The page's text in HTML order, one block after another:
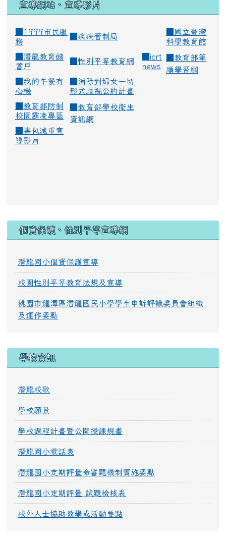
宣導網站、宣導影片
■1999市民服
務
疾病管制局
國立臺灣
科學教育館
潛龍教育儲
蓄戶
性別平等教育網
icrt
news
教育部筆
順學習網
我的午餐有
心機
消除對婦女一切
形式歧視公約計畫
教育部防制
校園霸凌專區
教育部學校衛生
資訊網
書包減重宣
導影片
個資保護、性別平等宣導網
潛龍國小個資保護宣導
校園性別平等教育法規及宣導
桃園市龍潭區潛龍國民小學學生申訴評議委員會組織
及運作要點
學校資訊
潛龍校歌
學校願景
學校課程計畫暨公開授課規畫
潛龍國小電話表
潛龍國小定期評量命審題機制實施要點
潛龍國小定期評量 試題檢核表
校外人士協助教學或活動要點